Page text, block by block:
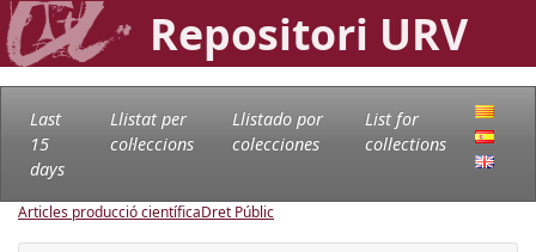
Repositori URV
Last
15
days
Llistat per
col·leccions
Llistado por
colecciones
List for
collections
Articles producció científicaDret Públic